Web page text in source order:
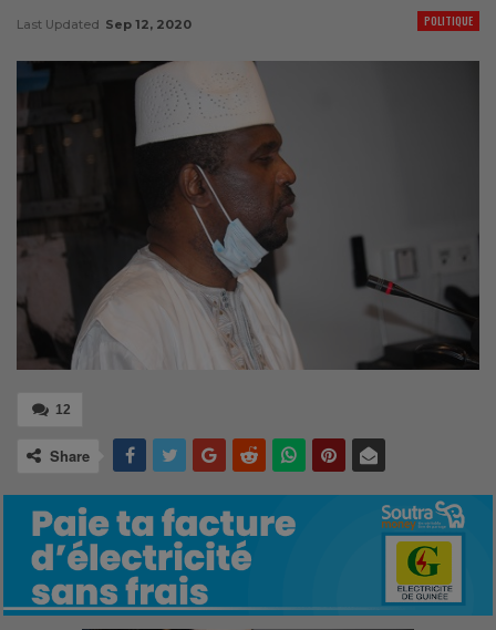
POLITIQUE
Last Updated Sep 12, 2020
12
Share